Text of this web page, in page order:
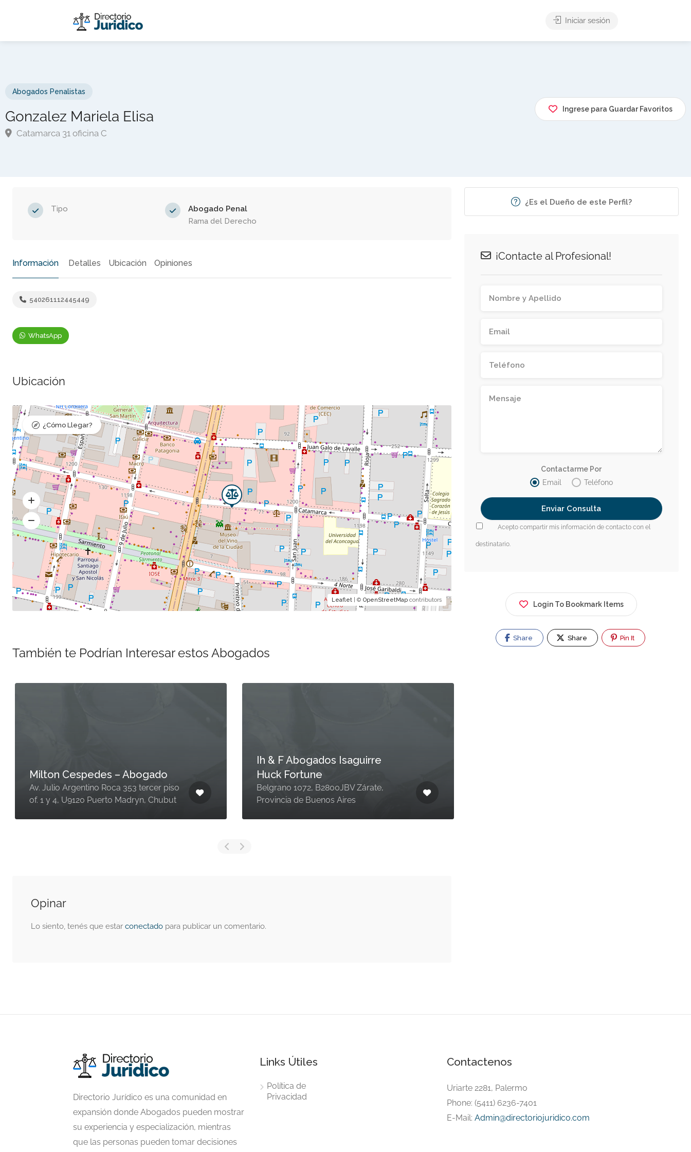
Iniciar sesión
Abogados Penalistas
Gonzalez Mariela Elisa
Catamarca 31 oficina C
Ingrese para Guardar Favoritos
Tipo
Abogado Penal
Rama del Derecho
Información Detalles Ubicación Opiniones
540261112445449
WhatsApp
Ubicación
Leaflet | ©OpenStreetMap contributors
¿Cómo Llegar?
También te Podrían Interesar estos Abogados
Milton Cespedes – Abogado
Av. Julio Argentino Roca 353 tercer piso
of. 1 y 4, U9120 Puerto Madryn, Chubut
Ih & F Abogados Isaguirre
Huck Fortune
Belgrano 1072, B2800JBV Zárate,
Provincia de Buenos Aires
Opinar
Lo siento, tenés que estarconectado para publicar un comentario.
¿Es el Dueño de este Perfil?
¡Contacte al Profesional!
Contactarme Por
Email
Teléfono
Acepto compartir mis información de contacto con el
destinatario.
Login To Bookmark Items
Share Share Pin It
Directorio Jurídico es una comunidad en
expansión donde Abogados pueden mostrar
su experiencia y especialización, mientras
que las personas pueden tomar decisiones
Links Útiles
Política de
Privacidad
Contactenos
Uriarte 2281, Palermo
Phone: (5411) 6236-7401
E-Mail: Admin@directoriojuridico.com